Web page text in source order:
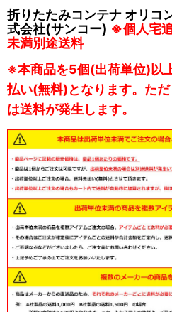
折りたたみコンテナ オリ
式会社(サンコー) ※個人宅
未満別途送料
※本商品を5個(出荷単位)以
払い(無料)となります。た
は送料が発生します。